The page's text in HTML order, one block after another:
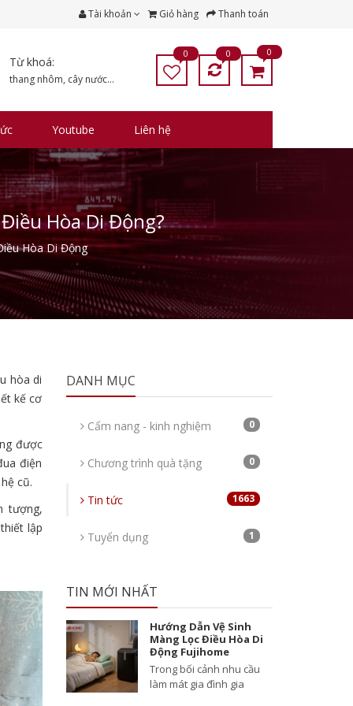
Tài khoản Giỏ hàng Thanh toán
Từ khoá:
thang nhôm, cây nước...
0 0 0
Youtube Liên hệ
Hòa Di Động?
Hòa Di Động
hòa di
kế cơ
được
điện
cũ.
tượng,
lập
DANH MỤC
Cẩm nang - kinh nghiệm 0
Chương trình quà tặng 0
Tin tức 1663
Tuyển dụng 1
TIN MỚI NHẤT
Hướng Dẫn Vệ Sinh
Màng Lọc Điều Hòa Di
Động Fujihome
Trong bối cảnh nhu cầu
làm mát gia đình gia